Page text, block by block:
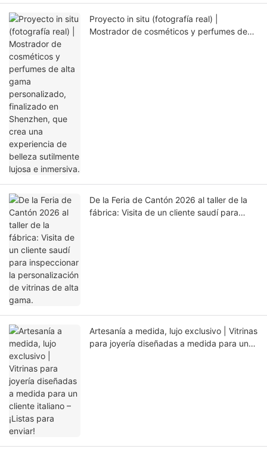
Proyecto in situ (fotografía real) |
Mostrador de cosméticos y perfumes de
De la Feria de Cantón 2026 al taller de la
fábrica: Visita de un cliente saudí para
Artesanía a medida, lujo exclusivo | Vitrinas
para joyería diseñadas a medida para un